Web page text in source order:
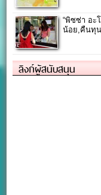
“พิซซ่า อะ
น้อย,คืนทุน
ลิงก์ผู้สนับสนุน